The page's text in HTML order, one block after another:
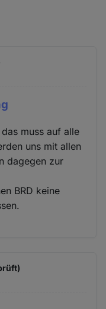
muss auf alle
uns mit allen
dagegen zur
BRD keine